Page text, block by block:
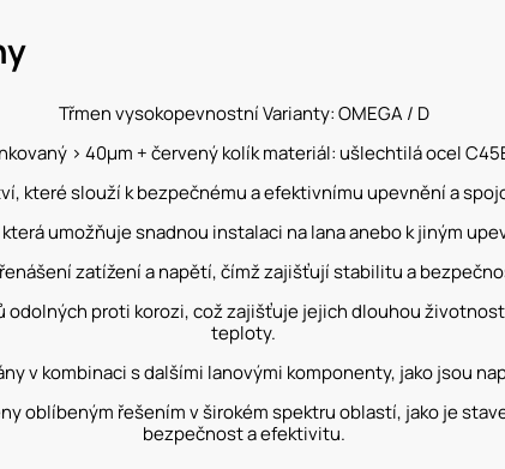
Třmen vysokopevnostní Varianty: OMEGA / D
> 40µm + červený kolík materiál: ušlechtilá ocel
které slouží k bezpečnému a efektivnímu upevnění a
umožňuje snadnou instalaci na lana anebo k jiným
zatížení a napětí, čímž zajišťují stabilitu a
proti korozi, což zajišťuje jejich dlouhou
teploty.
v kombinaci s dalšími lanovými komponenty, jako jsou
oblíbeným řešením v širokém spektru oblastí, jako je
bezpečnost a efektivitu.